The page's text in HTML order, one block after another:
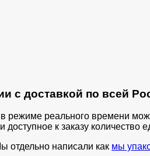
с доставкой по всей
в режиме реального времени
к заказу количество
отдельно написали как мы